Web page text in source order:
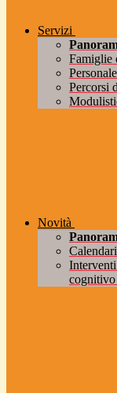
Servizi
Famiglie
Percorsi
Novità
cognitivo